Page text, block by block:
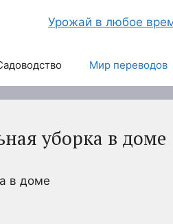
Мир переводов
уборка в доме
в доме